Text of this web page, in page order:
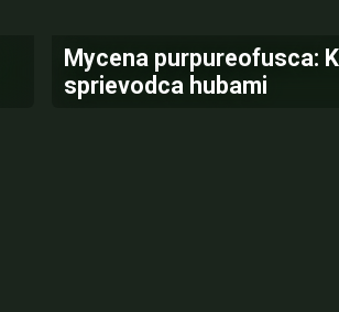
Mycena purpureofusca:
sprievodca hubami